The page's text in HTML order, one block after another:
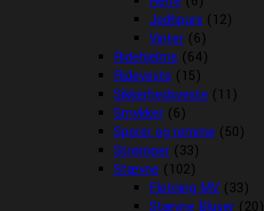
Jodhpurs (12)
Vinter (6)
Ridehjelme (64)
Rideveste (15)
Sikkerhedsveste (11)
Smykker (6)
Sporer og remme (50)
Strømper (33)
Stævne (102)
Fletning MV (33)
Stævne Bluser (20)